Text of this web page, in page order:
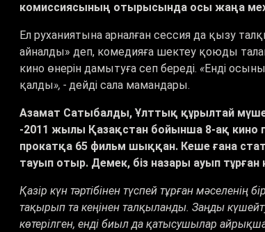
комиссиясының отырысында осы жаңа
Ел руханиятына арналған сессия да қызу
айналды» деп, комедияға шектеу қоюды
кино өнерін дамытуға сеп береді. «Енді
қалды», - дейді сала мамандары.
Азамат Сатыбалды, Ұлттық құрылтай
-2011 жылы Қазақстан бойынша 8-ақ
прокатқа 65 фильм шыққан. Кеше ғана
тауып отыр. Демек, біз назары ауып тұрған
Қазір күн тәртібінен түспей тұрған
тақырып та кеңінен талқыланды. Заңды
көтерілген, енді биыл да қатысушылар